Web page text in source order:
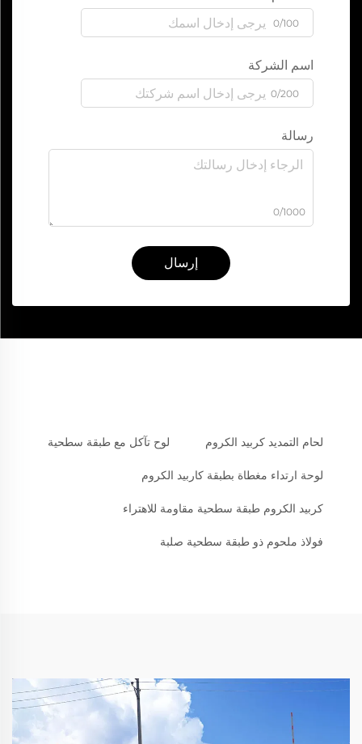
0/100
اسم الشركة
0/200
رسالة
0/1000
إرسال
لحام التمديد كربيد الكروم لوح تآكل مع طبقة سطحية
لوحة ارتداء مغطاة بطبقة كاربيد الكروم
كربيد الكروم طبقة سطحية مقاومة للاهتراء
فولاذ ملحوم ذو طبقة سطحية صلبة